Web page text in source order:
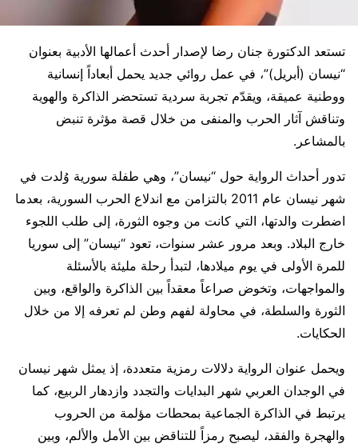
تستعد الدكتورة جنان رضا لإصدار أحدث أعمالها الأدبية بعنوان
“نيسان (أبريل)”، في عمل روائي جديد يحمل أبعاداً إنسانية
ووطنية عميقة، ويقدّم تجربة سردية تستحضر الذاكرة والهوية
وتناقش آثار الحرب والمنفى من خلال قصة مؤثرة تنبض
بالمشاعر.
تدور أحداث الرواية حول “نيسان”، وهي طفلة سورية وُلدت في
شهر نيسان عام 2011 بالتزامن مع اندلاع الحرب السورية، بعدما
اضطرت والدتها، التي كانت من وجوه الثورة، إلى طلب اللجوء
خارج البلاد. وبعد مرور عشر سنوات، تعود “نيسان” إلى سوريا
للمرة الأولى في يوم ميلادها، لتبدأ رحلة مليئة بالأسئلة
والمواجهات، وتخوض صراعاً معقداً بين الذاكرة والواقع، وبين
الثورة والسلطة، في محاولة لفهم وطن لم تعرفه إلا من خلال
الحكايات.
ويحمل عنوان الرواية دلالات رمزية متعددة، إذ يمثل شهر نيسان
في الوجدان العربي شهر البدايات والتجدد وازدهار الربيع، كما
يرتبط في الذاكرة الجماعية بمحطات مؤلمة من الحروب
والهجرة والفقد، ليصبح رمزاً للتناقض بين الأمل والألم، وبين